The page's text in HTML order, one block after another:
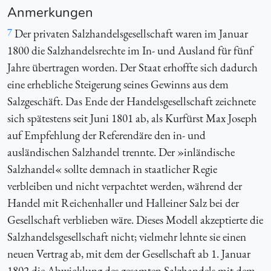
Anmerkungen
7Der privaten Salzhandelsgesellschaft waren im Januar
1800 die Salzhandelsrechte im In- und Ausland für fünf
Jahre übertragen worden. Der Staat erhoffte sich dadurch
eine erhebliche Steigerung seines Gewinns aus dem
Salzgeschäft. Das Ende der Handelsgesellschaft zeichnete
sich spätestens seit Juni 1801 ab, als Kurfürst Max Joseph
auf Empfehlung der Referendäre den in- und
ausländischen Salzhandel trennte. Der »inländische
Salzhandel« sollte demnach in staatlicher Regie
verbleiben und nicht verpachtet werden, während der
Handel mit Reichenhaller und Halleiner Salz bei der
Gesellschaft verblieben wäre. Dieses Modell akzeptierte die
Salzhandelsgesellschaft nicht; vielmehr lehnte sie einen
neuen Vertrag ab, mit dem der Gesellschaft ab 1. Januar